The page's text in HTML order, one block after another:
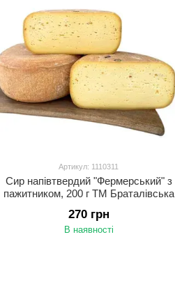
Артикул: 1110311
Сир напівтвердий "Фермерський" з
пажитником, 200 г ТМ Браталівська
270 грн
В наявності